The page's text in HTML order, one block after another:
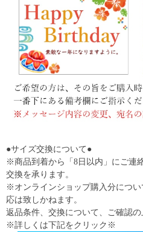
●サイズ交換について●
※商品到着から「8日以内」にご連
交換を承ります。
※オンラインショップ購入分につ
応は致しかねます。
返品条件、交換について、ご確認の
※詳しくは下記をクリック※